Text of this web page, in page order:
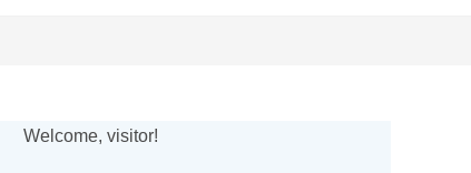
SUR
Welcome, visitor!